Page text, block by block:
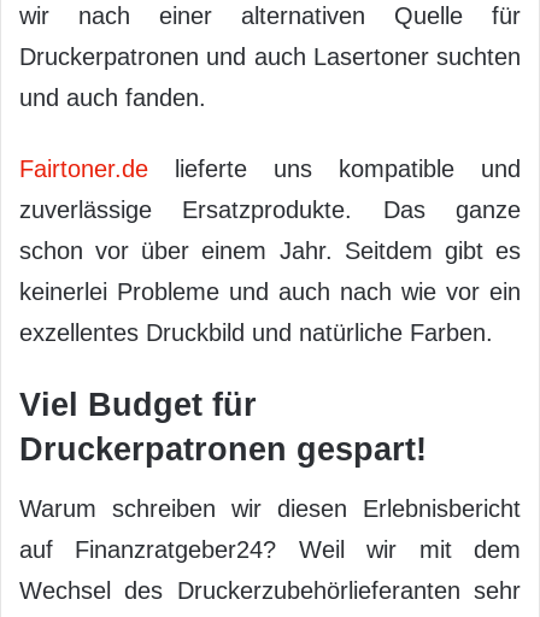
wir nach einer alternativen Quelle für
Druckerpatronen und auch Lasertoner suchten
und auch fanden.
Fairtoner.de lieferte uns kompatible und
zuverlässige Ersatzprodukte. Das ganze
schon vor über einem Jahr. Seitdem gibt es
keinerlei Probleme und auch nach wie vor ein
exzellentes Druckbild und natürliche Farben.
Viel Budget für
Druckerpatronen gespart!
Warum schreiben wir diesen Erlebnisbericht
auf Finanzratgeber24? Weil wir mit dem
Wechsel des Druckerzubehörlieferanten sehr